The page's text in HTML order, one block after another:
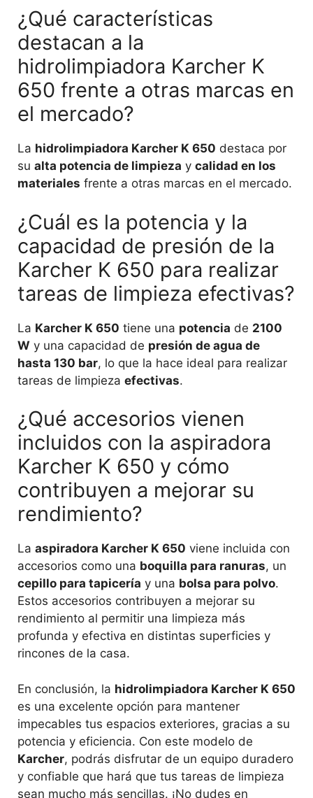
¿Qué características
destacan a la
hidrolimpiadora Karcher K
650 frente a otras marcas en
el mercado?
La hidrolimpiadora Karcher K 650 destaca por
su alta potencia de limpieza y calidad en los
materiales frente a otras marcas en el mercado.
¿Cuál es la potencia y la
capacidad de presión de la
Karcher K 650 para realizar
tareas de limpieza efectivas?
La Karcher K 650 tiene una potencia de 2100
W y una capacidad de presión de agua de
hasta 130 bar, lo que la hace ideal para realizar
tareas de limpieza efectivas.
¿Qué accesorios vienen
incluidos con la aspiradora
Karcher K 650 y cómo
contribuyen a mejorar su
rendimiento?
La aspiradora Karcher K 650 viene incluida con
accesorios como una boquilla para ranuras, un
cepillo para tapicería y una bolsa para polvo.
Estos accesorios contribuyen a mejorar su
rendimiento al permitir una limpieza más
profunda y efectiva en distintas superficies y
rincones de la casa.
En conclusión, la hidrolimpiadora Karcher K 650
es una excelente opción para mantener
impecables tus espacios exteriores, gracias a su
potencia y eficiencia. Con este modelo de
Karcher, podrás disfrutar de un equipo duradero
y confiable que hará que tus tareas de limpieza
sean mucho más sencillas. ¡No dudes en